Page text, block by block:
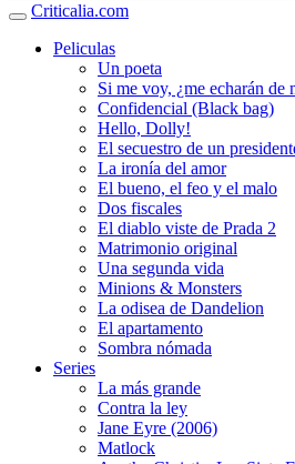
Criticalia.com
Peliculas
Un poeta
Si me voy, ¿me echarán de
Confidencial (Black bag)
Hello, Dolly!
El secuestro de un
La ironía del amor
El bueno, el feo y el malo
Dos fiscales
El diablo viste de Prada 2
Matrimonio original
Una segunda vida
Minions & Monsters
La odisea de Dandelion
El apartamento
Sombra nómada
Series
La más grande
Contra la ley
Jane Eyre (2006)
Matlock